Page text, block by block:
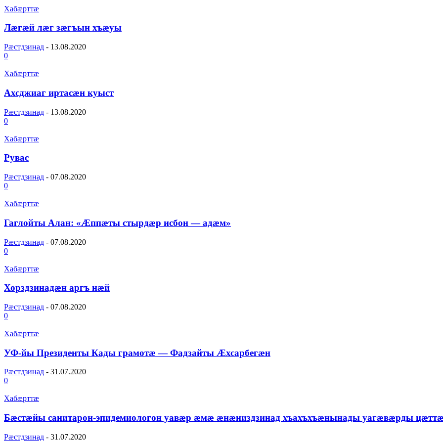
Хабæрттæ
Лӕгӕй лӕг зӕгъын хъӕуы
Рæстдзинад - 13.08.2020
0
Хабæрттæ
Ахсджиаг иртасӕн куыст
Рæстдзинад - 13.08.2020
0
Хабæрттæ
Рувас
Рæстдзинад - 07.08.2020
0
Хабæрттæ
Гаглойты Алан: «Ӕппӕты стырдӕр исбон — адӕм»
Рæстдзинад - 07.08.2020
0
Хабæрттæ
Хорздзинадӕн аргъ нӕй
Рæстдзинад - 07.08.2020
0
Хабæрттæ
УФ-йы Президенты Кады грамотæ — Фадзайты Æхсарбегæн
Рæстдзинад - 31.07.2020
0
Хабæрттæ
Бæстæйы санитарон-эпидемиологон уавæр æмæ æнæниздзинад хъахъхъæнынады уагæвæрды
Рæстдзинад - 31.07.2020